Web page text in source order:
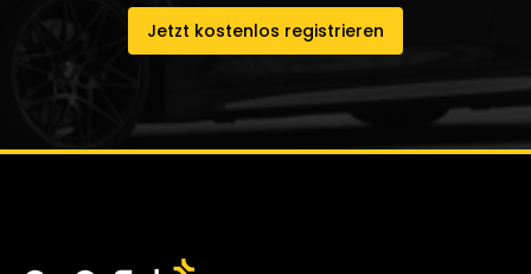
Jetzt kostenlos registrieren